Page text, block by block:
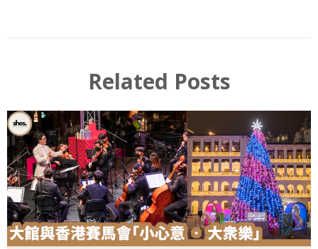
Related Posts